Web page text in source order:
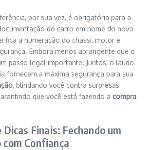
por sua vez, é obrigatória para a
do carro em nome do novo
a numeração do chassi, motor e
Embora menos abrangente que o
passo legal importante. Juntos, o laudo
fornecem a máxima segurança para sua
, blindando você contra surpresas
que você está fazendo a compra
Dicas Finais: Fechando um
com Confiança